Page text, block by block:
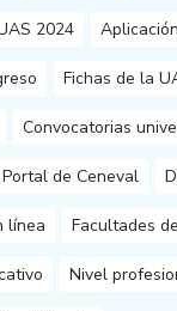
2024
Fichas de la
Convocatorias
de Ceneval
línea Facultades
Nivel